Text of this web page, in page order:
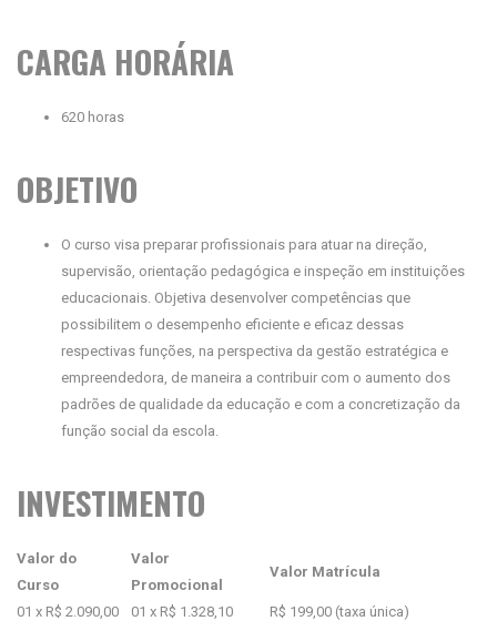
CARGA HORÁRIA
620 horas
OBJETIVO
O curso visa preparar profissionais para atuar na direção,
supervisão, orientação pedagógica e inspeção em instituições
educacionais. Objetiva desenvolver competências que
possibilitem o desempenho eficiente e eficaz dessas
respectivas funções, na perspectiva da gestão estratégica e
empreendedora, de maneira a contribuir com o aumento dos
padrões de qualidade da educação e com a concretização da
função social da escola.
INVESTIMENTO
Valor do
Curso
Valor
Promocional
Valor Matrícula
01 x R$ 2.090,00 01 x R$ 1.328,10 R$ 199,00 (taxa única)